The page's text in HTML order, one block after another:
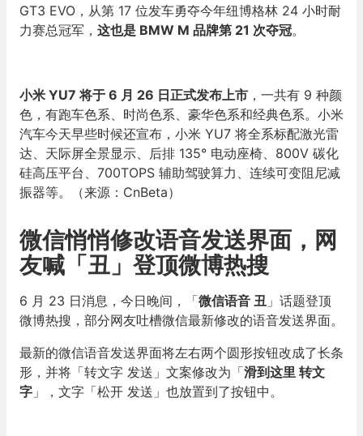
GT3 EVO，从第 17 位发车勇夺今年纽博格林 24 小时耐
力赛总冠军， 这也是 BMW M 品牌第 21 次夺冠。
小米 YU7 将于 6 月 26 日正式发布上市 ，一共有 9 种颜
色，有跑车色系、时尚色系、豪华色系和经典色系。小米
汽车今天早些时候还宣布，小米 YU7 将全系标配激光雷
达、天际屏全景显示、后排 135° 电动座椅、800V 碳化
硅高压平台、700TOPS 辅助驾驶算力、连续可变阻尼减
振器等。（来源：CnBeta）
微信悄悄修改语音发送界面，网
友喊「丑」登顶微博热搜
6 月 23 日消息，今日晚间，「微信语音 丑 」话题登顶
微博热搜，部分网友吐槽微信最新修改的语音发送界面。
最新的微信语音发送界面将左右两个圆形按钮改成了长条
形，并将「转文字 发送」文案修改为「滑到这里 转文
字 」，文字「松开 发送」也放置到了按钮中。